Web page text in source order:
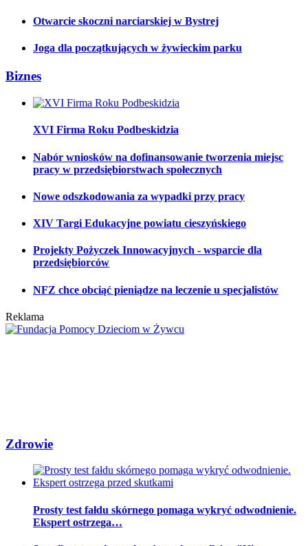
Otwarcie skoczni narciarskiej w Bystrej
Joga dla początkujących w żywieckim parku
Biznes
XVI Firma Roku Podbeskidzia
Nabór wniosków na dofinansowanie tworzenia miejsc
pracy w przedsiębiorstwach społecznych
Nowe odszkodowania za wypadki przy pracy
XIV Targi Edukacyjne powiatu cieszyńskiego
Projekty Pożyczek Innowacyjnych - wsparcie dla
przedsiębiorców
NFZ chce obciąć pieniądze na leczenie u specjalistów
Reklama
Zdrowie
Prosty test fałdu skórnego pomaga wykryć odwodnienie.
Ekspert ostrzega…